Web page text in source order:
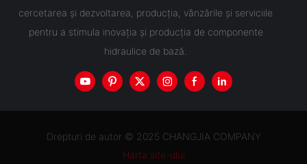
cercetarea și dezvoltarea, producția, vânzările și serviciile
pentru a stimula inovația și producția de componente
hidraulice de bază.
Drepturi de autor © 2025 CHANGJIA COMPANY
Harta site-ului